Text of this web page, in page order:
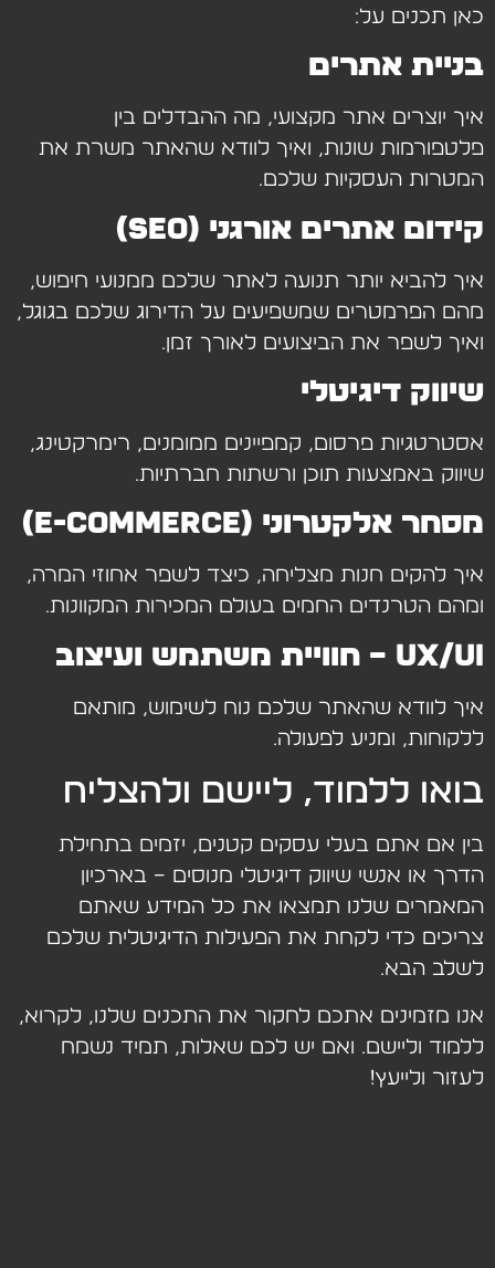
כאן תכנים על:
בניית אתרים
איך יוצרים אתר מקצועי, מה ההבדלים בין
פלטפורמות שונות, ואיך לוודא שהאתר משרת את
המטרות העסקיות שלכם.
קידום אתרים אורגני (SEO)
איך להביא יותר תנועה לאתר שלכם ממנועי חיפוש,
מהם הפרמטרים שמשפיעים על הדירוג שלכם בגוגל,
ואיך לשפר את הביצועים לאורך זמן.
שיווק דיגיטלי
אסטרטגיות פרסום, קמפיינים ממומנים, רימרקטינג,
שיווק באמצעות תוכן ורשתות חברתיות.
מסחר אלקטרוני (E-commerce)
איך להקים חנות מצליחה, כיצד לשפר אחוזי המרה,
ומהם הטרנדים החמים בעולם המכירות המקוונות.
UX/UI – חוויית משתמש ועיצוב
איך לוודא שהאתר שלכם נוח לשימוש, מותאם
ללקוחות, ומניע לפעולה.
בואו ללמוד, ליישם ולהצליח
בין אם אתם בעלי עסקים קטנים, יזמים בתחילת
הדרך או אנשי שיווק דיגיטלי מנוסים – בארכיון
המאמרים שלנו תמצאו את כל המידע שאתם
צריכים כדי לקחת את הפעילות הדיגיטלית שלכם
לשלב הבא.
אנו מזמינים אתכם לחקור את התכנים שלנו, לקרוא,
ללמוד וליישם. ואם יש לכם שאלות, תמיד נשמח
לעזור ולייעץ!